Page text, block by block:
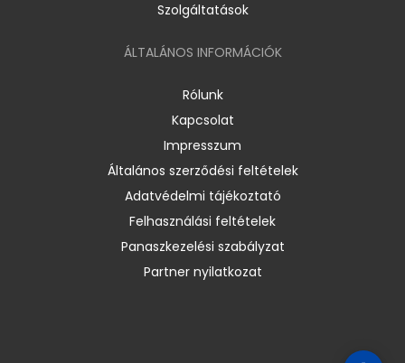
Szolgáltatások
ÁLTALÁNOS INFORMÁCIÓK
Rólunk
Kapcsolat
Impresszum
Általános szerződési feltételek
Adatvédelmi tájékoztató
Felhasználási feltételek
Panaszkezelési szabályzat
Partner nyilatkozat